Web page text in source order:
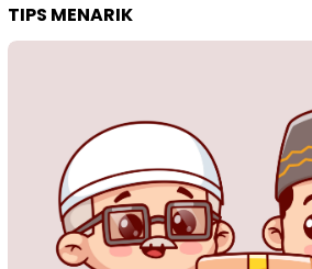
TIPS MENARIK